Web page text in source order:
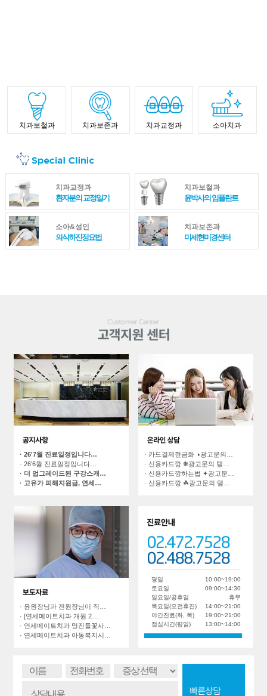
치과보철과 치과보존과 치과교정과 소아치과
치과교정과
환자분의 교정일기
치과보철과
윤박사의 임플란트
소아&성인
의식하진정요법
치과보존과
미세현미경센터
· 26'7월 진료일정입니다…
· 26'6월 진료일정입니다…
· 더 업그레이드된 구강스캐…
· 고유가 피해지원금, 연세…
· 카드결제현금화 ◑광고문의…
· 신용카드깡 ❋광고문의 텔…
· 신용카드깡하는법 ✦광고문…
· 신용카드깡 ☘광고문의 텔…
· 윤원장님과 전원장님이 직…
· [연세메이트치과 개원 2…
· 연세메이트치과 명진들꽃사…
· 연세메이트치과 아동복지시…
평일
토요일
일요일/공휴일
목요일(오전휴진)
야간진료(화, 목)
점심시간(평일)
10:00~19:00
09:00~14:30
휴무
14:00~21:00
19:00~21:00
13:00~14:00